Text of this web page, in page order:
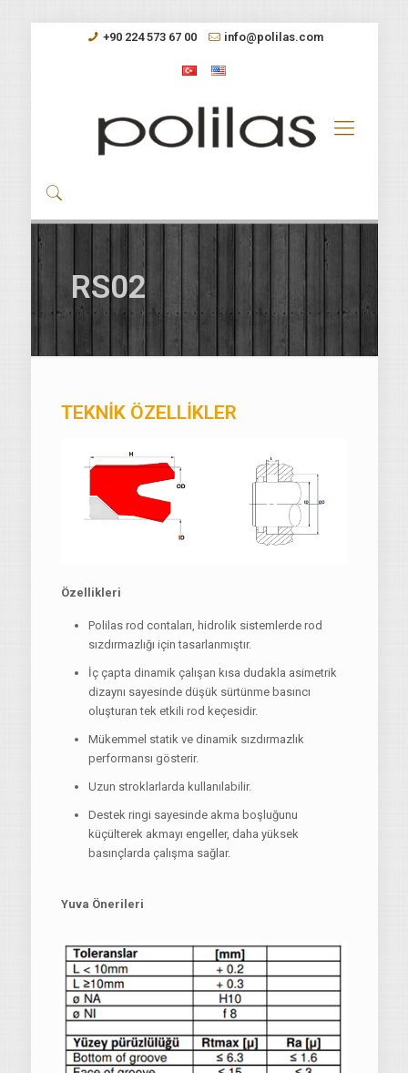
+90 224 573 67 00 info@polilas.com
RS02
TEKNİK ÖZELLİKLER
Özellikleri
Polilas rod contaları, hidrolik sistemlerde rod
sızdırmazlığı için tasarlanmıştır.
İç çapta dinamik çalışan kısa dudakla asimetrik
dizaynı sayesinde düşük sürtünme basıncı
oluşturan tek etkili rod keçesidir.
Mükemmel statik ve dinamik sızdırmazlık
performansı gösterir.
Uzun stroklarlarda kullanılabilir.
Destek ringi sayesinde akma boşluğunu
küçülterek akmayı engeller, daha yüksek
basınçlarda çalışma sağlar.
Yuva Önerileri